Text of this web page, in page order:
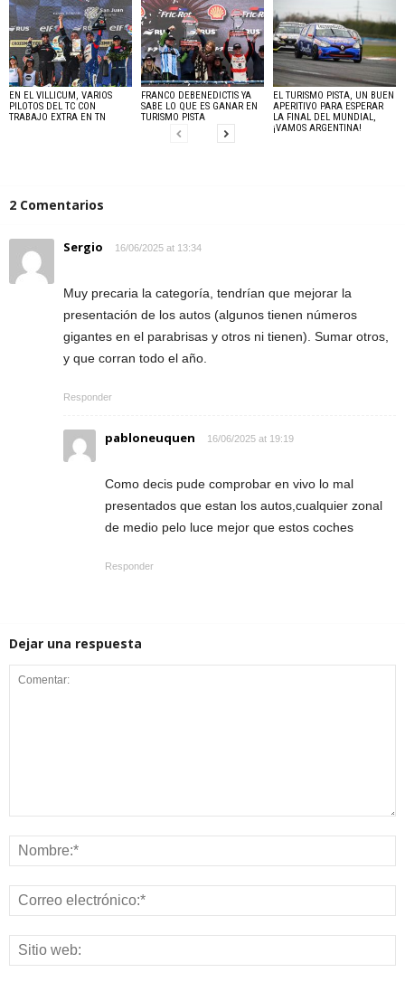
EN EL VILLICUM, VARIOS
PILOTOS DEL TC CON
TRABAJO EXTRA EN TN
FRANCO DEBENEDICTIS YA
SABE LO QUE ES GANAR EN
TURISMO PISTA
EL TURISMO PISTA, UN BUEN
APERITIVO PARA ESPERAR
LA FINAL DEL MUNDIAL,
¡VAMOS ARGENTINA!
2 Comentarios
Sergio 16/06/2025 at 13:34
Muy precaria la categoría, tendrían que mejorar la
presentación de los autos (algunos tienen números
gigantes en el parabrisas y otros ni tienen). Sumar otros,
y que corran todo el año.
Responder
pabloneuquen 16/06/2025 at 19:19
Como decis pude comprobar en vivo lo mal
presentados que estan los autos,cualquier zonal
de medio pelo luce mejor que estos coches
Responder
Dejar una respuesta